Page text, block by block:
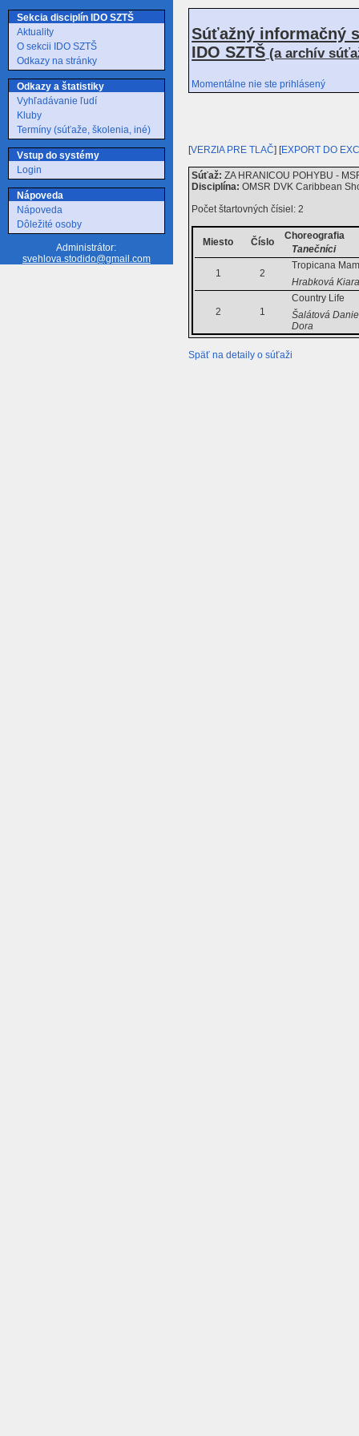
Sekcia disciplín IDO SZTŠ
Aktuality
O sekcii IDO SZTŠ
Odkazy na stránky
Odkazy a štatistiky
Vyhľadávanie ľudí
Kluby
Termíny (súťaže, školenia, iné)
Vstup do systémy
Login
Nápoveda
Nápoveda
Dôležité osoby
Administrátor:
svehlova.stodido@gmail.com
Súťažný informačný
IDO SZTŠ (a archív
Momentálne nie ste prihlásený
[VERZIA PRE TLAČ] [EXPORT DO
Súťaž: ZA HRANICOU POHYBU -
Disciplína: OMSR DVK Caribbean
Počet štartovných čísiel: 2
Miesto Číslo
Choreografia
Tanečníci
1 2
Tropicana
Hrabková
2 1
Country Life
Šalátová
Dora
Späť na detaily o súťaži